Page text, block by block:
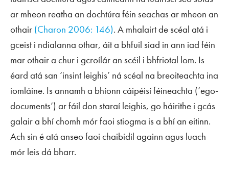
ar mheon reatha an dochtúra féin seachas ar mheon an
othair (Charon 2006: 146). A mhalairt de scéal atá i
gceist i ndialanna othar, áit a bhfuil siad in ann iad féin
mar othair a chur i gcroílár an scéil i bhfriotal lom. Is
éard atá san ‘insint leighis’ ná scéal na breoiteachta ina
iomláine. Is annamh a bhíonn cáipéisí féineachta (‘ego-
documents’) ar fáil don staraí leighis, go háirithe i gcás
galair a bhí chomh mór faoi stiogma is a bhí an eitinn.
Ach sin é atá anseo faoi chaibidil againn agus luach
mór leis dá bharr.